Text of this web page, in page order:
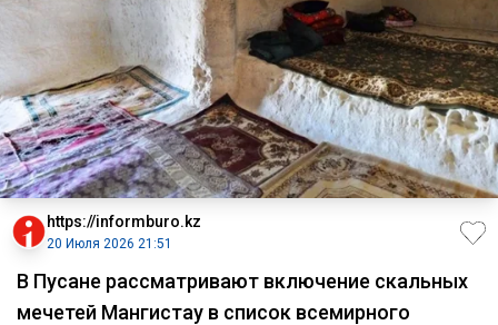
https://informburo.kz
20 Июля 2026 21:51
В Пусане рассматривают включение скальных
мечетей Мангистау в список всемирного